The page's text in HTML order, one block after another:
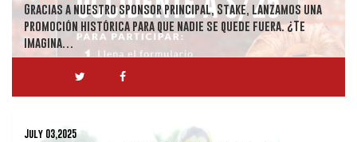
Gracias a nuestro sponsor principal, Stake, lanzamos una
promoción histórica para que nadie se quede fuera. ¿Te
imagina…
July 03,2025